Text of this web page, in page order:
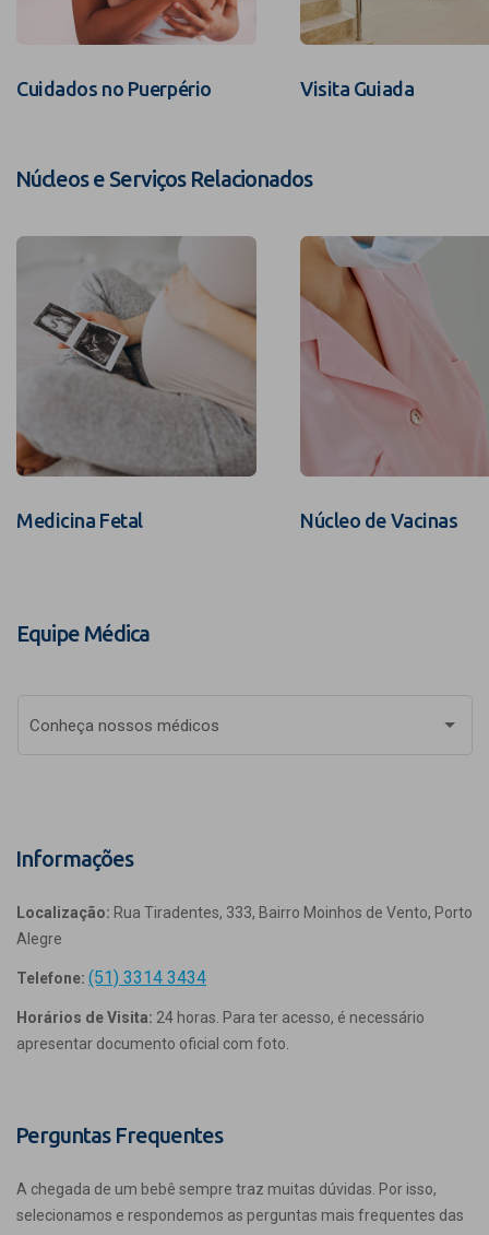
Cuidados no Puerpério Visita Guiada
Núcleos e Serviços Relacionados
Medicina Fetal Núcleo de Vacinas
Equipe Médica
Conheça nossos médicos
Informações
Localização: Rua Tiradentes, 333, Bairro Moinhos de Vento, Porto
Alegre
Telefone: (51) 3314 3434
Horários de Visita: 24 horas. Para ter acesso, é necessário
apresentar documento oficial com foto.
Perguntas Frequentes
A chegada de um bebê sempre traz muitas dúvidas. Por isso,
selecionamos e respondemos as perguntas mais frequentes das